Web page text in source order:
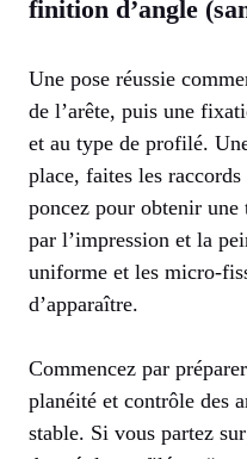
finition d’angle
Une pose réussie
de l’arête, puis une
et au type de profilé.
place, faites les
poncez pour obtenir
par l’impression et la
uniforme et les micro-
d’apparaître.
Commencez par
planéité et contrôle des
stable. Si vous partez